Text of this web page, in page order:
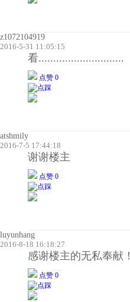
z1072104919
2016-5-31 11:05:15
看.............................
点赞 0
atshmily
2016-7-5 17:44:18
谢谢楼主
点赞 0
luyunhang
2016-8-18 16:18:27
感谢楼主的无私奉献！
点赞 0